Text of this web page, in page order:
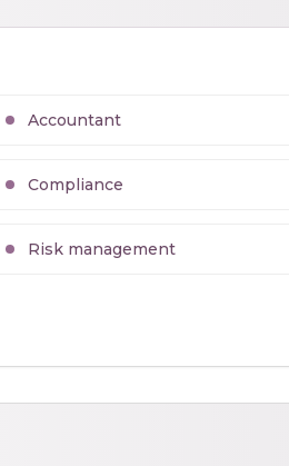
Accountant
Compliance
Risk management